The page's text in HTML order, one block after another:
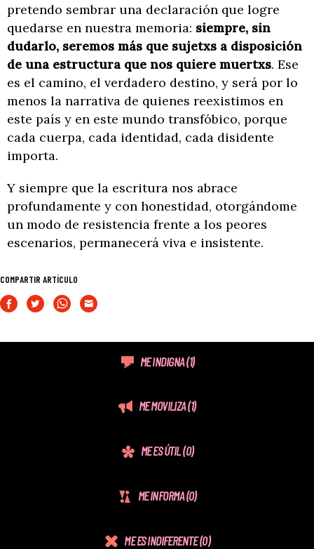
pretendo sembrar una declaración que logre
quedarse en nuestra memoria: siempre, sin
dudarlo, seremos más que sujetxs a disposición
de una estructura que nos quiere muertxs. Ese
es el camino, el verdadero destino, y será por lo
menos la narrativa de quienes reexistimos en
este país y en este mundo transfóbico, porque
cada cuerpa, cada identidad, cada disidente
importa.
Y siempre que la escritura nos abrace
profundamente y con honestidad, otorgándome
un modo de resistencia frente a los peores
escenarios, permanecerá viva e insistente.
COMPARTIR ARTÍCULO
ME INDIGNA(1)
ME MOVILIZA(1)
ME ES ÚTIL(0)
ME INFORMA(0)
ME ES INDIFERENTE(0)